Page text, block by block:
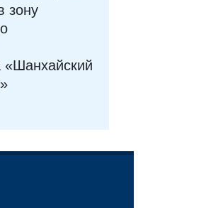
зону
«Шанхайский